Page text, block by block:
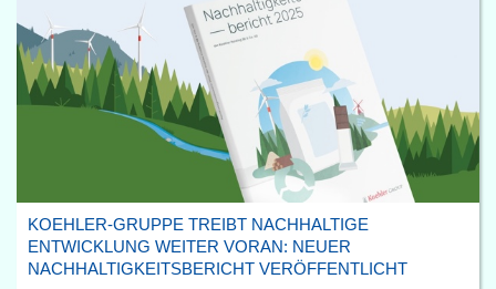
KOEHLER-GRUPPE TREIBT NACHHALTIGE
ENTWICKLUNG WEITER VORAN: NEUER
NACHHALTIGKEITSBERICHT VERÖFFENTLICHT